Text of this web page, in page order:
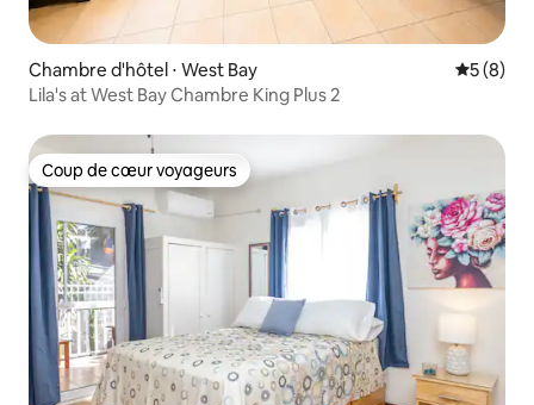
Chambre d'hôtel ⋅ West Bay
5 (8)
Lila's at West Bay Chambre King Plus 2
Coup de cœur voyageurs
Coup de cœur voyageurs